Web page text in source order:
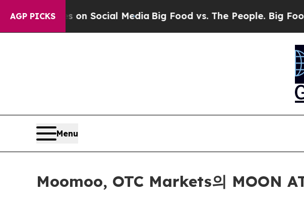
AGP PICKSon Social MediaBig Food vs. The People. Big Food’s
Menu
Moomoo, OTC Markets의 MOON